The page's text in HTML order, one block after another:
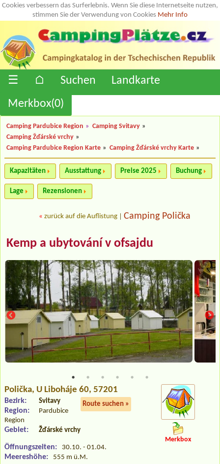
Cookies verbessern das Surferlebnis. Wenn Sie diese Internetseite nutzen,
stimmen Sie der Verwendung von Cookies Mehr Info
☰ ⌂ Suchen
Landkarte
Merkbox(0)
Camping Pardubice Region » Camping Svitavy »
Camping Žďárské vrchy »
Camping Pardubice Region Karte » Camping Žďárské vrchy Karte »
Kapazitäten Ausstattung Preise 2025 Buchung
Lage Rezensionen
« zurück auf die Auflistung Camping Polička
Kemp a ubytování v ofsajdu
Polička, U Liboháje 60, 57201
Route suchen »
Bezirk: Svitavy
Region:
Pardubice
Region
Gebiet: Žďárské vrchy
Öffnungszeiten: 30.10. - 01.04.
Meereshöhe: 555 m ü.M.
Merkbox